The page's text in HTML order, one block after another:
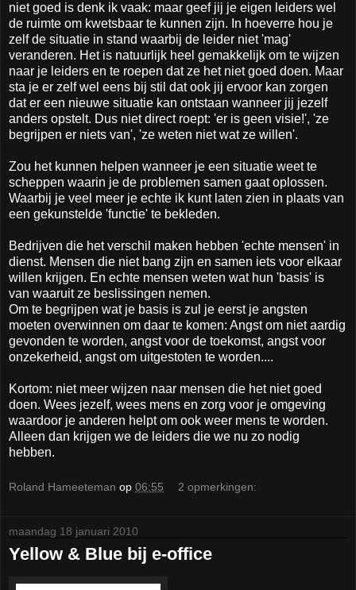
niet goed is denk ik vaak: maar geef jij je eigen leiders wel
de ruimte om kwetsbaar te kunnen zijn. In hoeverre hou je
zelf de situatie in stand waarbij de leider niet 'mag'
veranderen. Het is natuurlijk heel gemakkelijk om te wijzen
naar je leiders en te roepen dat ze het niet goed doen. Maar
sta je er zelf wel eens bij stil dat ook jij ervoor kan zorgen
dat er een nieuwe situatie kan ontstaan wanneer jij jezelf
anders opstelt. Dus niet direct roept: 'er is geen visie!', 'ze
begrijpen er niets van', 'ze weten niet wat ze willen'.
Zou het kunnen helpen wanneer je een situatie weet te
scheppen waarin je de problemen samen gaat oplossen.
Waarbij je veel meer je echte ik kunt laten zien in plaats van
een gekunstelde 'functie' te bekleden.
Bedrijven die het verschil maken hebben 'echte mensen' in
dienst. Mensen die niet bang zijn en samen iets voor elkaar
willen krijgen. En echte mensen weten wat hun 'basis' is
van waaruit ze beslissingen nemen.
Om te begrijpen wat je basis is zul je eerst je angsten
moeten overwinnen om daar te komen: Angst om niet aardig
gevonden te worden, angst voor de toekomst, angst voor
onzekerheid, angst om uitgestoten te worden....
Kortom: niet meer wijzen naar mensen die het niet goed
doen. Wees jezelf, wees mens en zorg voor je omgeving
waardoor je anderen helpt om ook weer mens te worden.
Alleen dan krijgen we de leiders die we nu zo nodig
hebben.
Roland Hameeteman op 06:55 2 opmerkingen:
maandag 18 januari 2010
Yellow & Blue bij e-office